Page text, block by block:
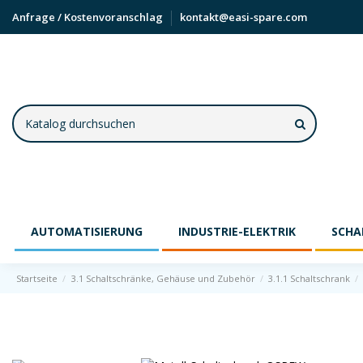
Anfrage / Kostenvoranschlag kontakt@easi-spare.com
AUTOMATISIERUNG INDUSTRIE-ELEKTRIK
Startseite 3.1 Schaltschränke, Gehäuse und Zubehör 3.1.1 Schaltschrank